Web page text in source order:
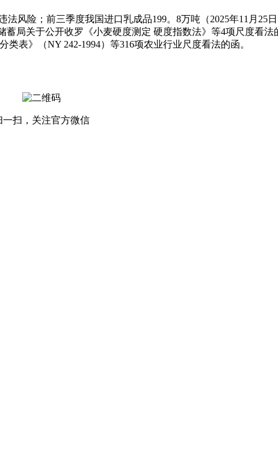
险；前三季度我国进口乳成品199。8万吨（2025年11月25
局关于公开收罗《小麦硬度测定 硬度指数法》等4项尺度看法
表》（NY 242-1994）等316项农业行业尺度看法的函。
一扫，关注官方微信